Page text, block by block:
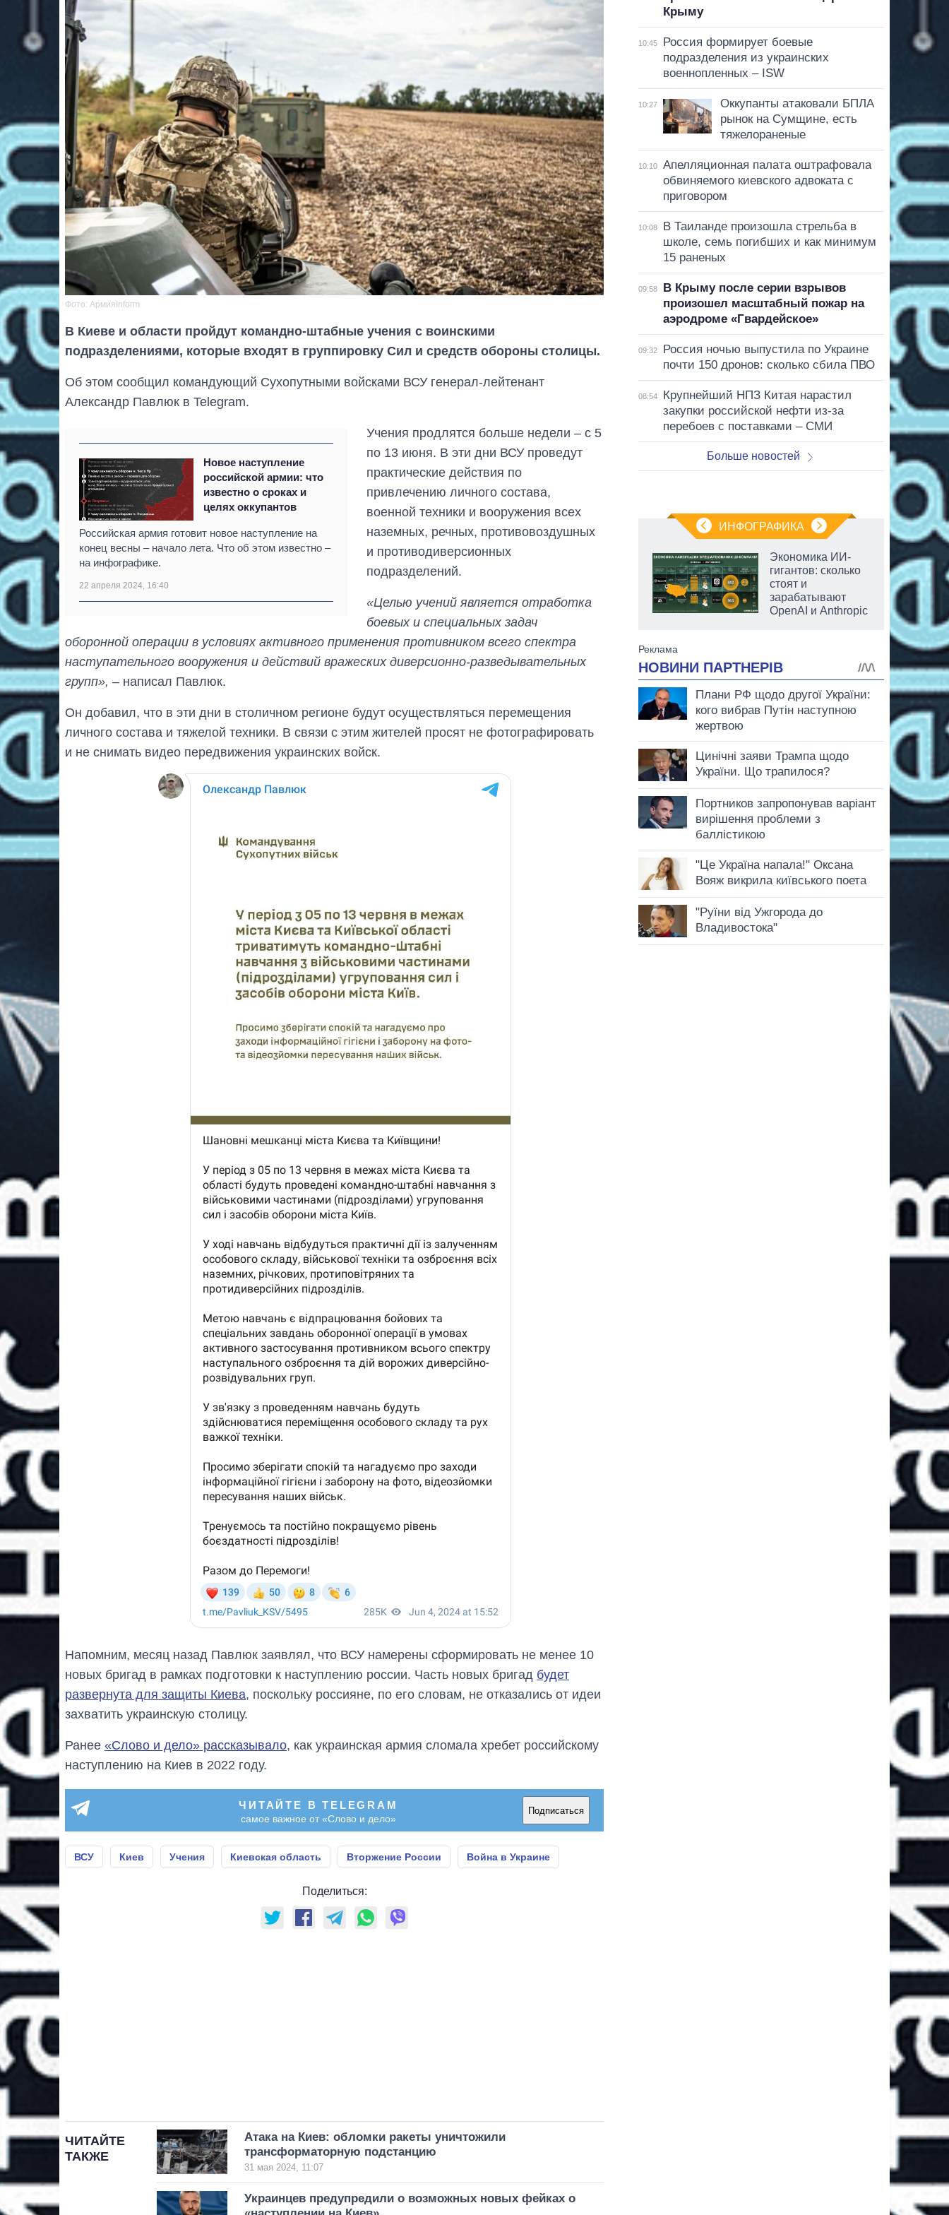
Фото: АрмияInform
В Киеве и области пройдут командно-штабные учения с воинскими
подразделениями, которые входят в группировку Сил и средств обороны столицы.
Об этом сообщил командующий Сухопутными войсками ВСУ генерал-лейтенант
Александр Павлюк в Telegram.
Новое наступление
российской армии: что
известно о сроках и
целях оккупантов
Российская армия готовит новое наступление на
конец весны – начало лета. Что об этом известно –
на инфографике.
22 апреля 2024, 16:40
Учения продлятся больше недели – с 5
по 13 июня. В эти дни ВСУ проведут
практические действия по
привлечению личного состава,
военной техники и вооружения всех
наземных, речных, противовоздушных
и противодиверсионных
подразделений.
«Целью учений является отработка
боевых и специальных задач
оборонной операции в условиях активного применения противником всего спектра
наступательного вооружения и действий вражеских диверсионно-разведывательных
групп», – написал Павлюк.
Он добавил, что в эти дни в столичном регионе будут осуществляться перемещения
личного состава и тяжелой техники. В связи с этим жителей просят не фотографировать
и не снимать видео передвижения украинских войск.
Напомним, месяц назад Павлюк заявлял, что ВСУ намерены сформировать не менее 10
новых бригад в рамках подготовки к наступлению россии. Часть новых бригад будет
развернута для защиты Киева, поскольку россияне, по его словам, не отказались от идеи
захватить украинскую столицу.
Ранее «Слово и дело» рассказывало, как украинская армия сломала хребет российскому
наступлению на Киев в 2022 году.
ЧИТАЙТЕ В TELEGRAM
самое важное от «Слово и дело»
Подписаться
ВСУ Киев Учения Киевская область Вторжение России Война в Украине
Поделиться:
ЧИТАЙТЕ
ТАКЖЕ
Атака на Киев: обломки ракеты уничтожили
трансформаторную подстанцию
31 мая 2024, 11:07
Украинцев предупредили о возможных новых фейках о
Крыму
10:45
Россия формирует боевые
подразделения из украинских
военнопленных – ISW
10:27
Оккупанты атаковали БПЛА
рынок на Сумщине, есть
тяжелораненые
10:10
Апелляционная палата оштрафовала
обвиняемого киевского адвоката с
приговором
10:08
В Таиланде произошла стрельба в
школе, семь погибших и как минимум
15 раненых
09:58
В Крыму после серии взрывов
произошел масштабный пожар на
аэродроме «Гвардейское»
09:32
Россия ночью выпустила по Украине
почти 150 дронов: сколько сбила ПВО
08:54
Крупнейший НПЗ Китая нарастил
закупки российской нефти из-за
перебоев с поставками – СМИ
Больше новостей
ИНФОГРАФИКА
Украине до и во
время большой
войны
Экономика ИИ-
гигантов: сколько
стоят и
зарабатывают
OpenAI и Anthropic